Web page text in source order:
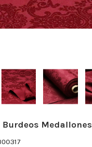
Burdeos Medallones